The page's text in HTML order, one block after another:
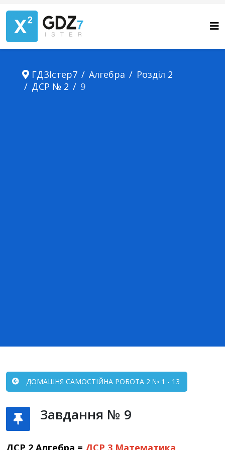
ГДЗІстер7 Алгебра
Розділ 2
ДСР № 2
9
ДОМАШНЯ САМОСТІЙНА РОБОТА 2 № 1 - 13
Завдання № 9
ДСР 2 Алгебра = ДСР 3 Математика